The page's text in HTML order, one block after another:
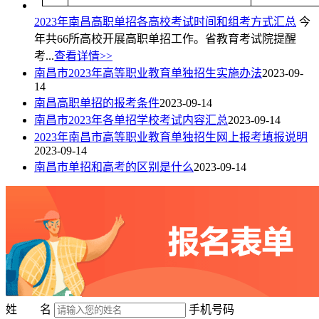
2023年南昌高职单招各高校考试时间和组考方式汇总 今
年共66所高校开展高职单招工作。省教育考试院提醒
考...查看详情>>
南昌市2023年高等职业教育单独招生实施办法2023-09-
14
南昌高职单招的报考条件2023-09-14
南昌市2023年各单招学校考试内容汇总2023-09-14
2023年南昌市高等职业教育单独招生网上报考填报说明
2023-09-14
南昌市单招和高考的区别是什么2023-09-14
姓 名 手机号码